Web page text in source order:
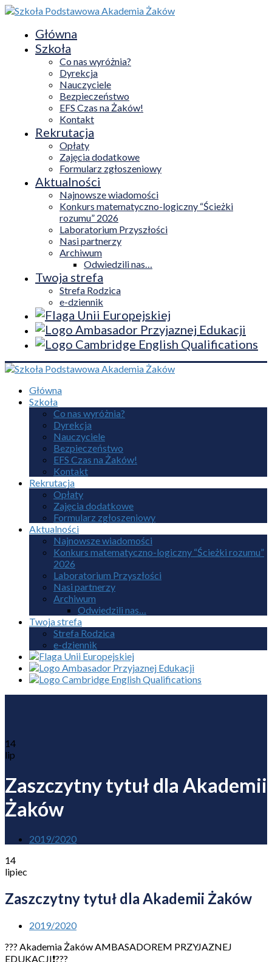
Główna
Szkoła
Co nas wyróżnia?
Dyrekcja
Nauczyciele
Bezpieczeństwo
EFS Czas na Żaków!
Kontakt
Rekrutacja
Opłaty
Zajęcia dodatkowe
Formularz zgłoszeniowy
Aktualności
Najnowsze wiadomości
Konkurs matematyczno-logiczny “Ścieżki
rozumu” 2026
Laboratorium Przyszłości
Nasi partnerzy
Archiwum
Odwiedzili nas…
Twoja strefa
Strefa Rodzica
e-dziennik
Główna
Szkoła
Co nas wyróżnia?
Dyrekcja
Nauczyciele
Bezpieczeństwo
EFS Czas na Żaków!
Kontakt
Rekrutacja
Opłaty
Zajęcia dodatkowe
Formularz zgłoszeniowy
Aktualności
Najnowsze wiadomości
Konkurs matematyczno-logiczny “Ścieżki rozumu”
2026
Laboratorium Przyszłości
Nasi partnerzy
Archiwum
Odwiedzili nas…
Twoja strefa
Strefa Rodzica
e-dziennik
14
lip
Zaszczytny tytuł dla Akademii
Żaków
2019/2020
14
lipiec
Zaszczytny tytuł dla Akademii Żaków
2019/2020
??? Akademia Żaków AMBASADOREM PRZYJAZNEJ
EDUKACJI❗️???